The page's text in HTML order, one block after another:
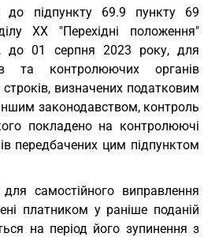
до підпункту 69.9 пункту 69
XX "Перехідні положення"
до 01 серпня 2023 року, для
та контролюючих органів
строків, визначених податковим
законодавством, контроль
покладено на контролюючі
передбачених цим підпунктом
самостійного виправлення
платником у раніше поданій
на період його зупинення з